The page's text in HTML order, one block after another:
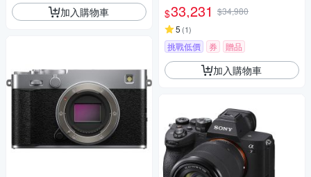
加入購物車
$33,231 $34,980
5 (1)
挑戰低價 券 贈品
加入購物車